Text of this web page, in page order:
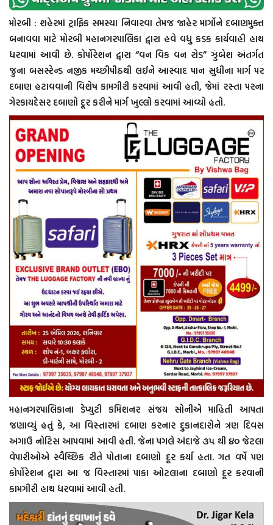
મોરબી : શહેરમાં ટ્રાફિક સમસ્યા નિવારવા તેમજ જાહેર માર્ગોને દબાણમુક્ત
બનાવવા માટે મોરબી મહાનગરપાલિકા દ્વારા હવે વધુ કડક કાર્યવાહી હાથ
ધરવામાં આવી છે. કોર્પોરેશન દ્વારા “વન વિક વન રોડ” ઝુંબેશ અંતર્ગત
જુના બસસ્ટેન્ડ નજીક મચ્છીપીઠથી લઈને આસ્વાદ પાન સુધીના માર્ગ પર
દબાણ હટાવવાની વિશેષ કામગીરી કરવામાં આવી હતી, જેમાં રસ્તા પરના
ગેરકાયદેસર દબાણો દૂર કરીને માર્ગ ખુલ્લો કરવામાં આવ્યો હતો.
મહાનગરપાલિકાના ડેપ્યુટી કમિશનર સંજય સોનીએ માહિતી આપતા
જણાવ્યું હતું કે, આ વિસ્તારમાં દબાણ કરનાર દુકાનદારોને ત્રણ દિવસ
અગાઉ નોટિસ આપવામાં આવી હતી. જેના પગલે અંદાજે ૩૫ થી ૪૦ જેટલા
વેપારીઓએ સ્વૈચ્છિક રીતે પોતાના દબાણો દૂર કર્યા હતા. ગત વર્ષે પણ
કોર્પોરેશન દ્વારા આ જ વિસ્તારમાં પાકા ઓટલાના દબાણો દૂર કરવાની
કામગીરી હાથ ધરવામાં આવી હતી.